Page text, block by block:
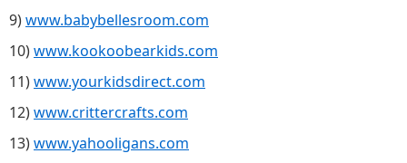
9)www.babybellesroom.com
10)www.kookoobearkids.com
11)www.yourkidsdirect.com
12)www.crittercrafts.com
13)www.yahooligans.com